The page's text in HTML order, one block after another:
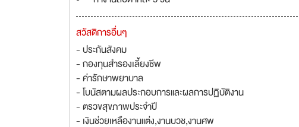
สวัสดิการอื่นๆ
- ประกันสังคม
- กองทุนสำรองเลี้ยงชีพ
- ค่ารักษาพยาบาล
- โบนัสตามผลประกอบการและผลการปฏิบัติงาน
- ตรวขสุขภาพประจำปี
- เงินช่วยเหลืองานแต่ง,งานบวช,งานศพ